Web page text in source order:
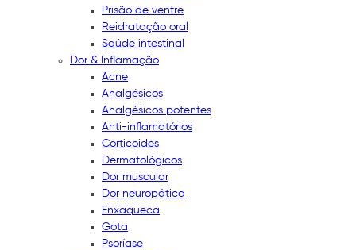
Prisão de ventre
Reidratação oral
Saúde intestinal
Dor & Inflamação
Acne
Analgésicos
Analgésicos potentes
Anti-inflamatórios
Corticoides
Dermatológicos
Dor muscular
Dor neuropática
Enxaqueca
Gota
Psoríase